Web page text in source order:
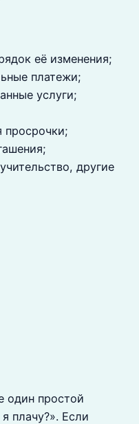
её изменения;
платежи;
услуги;
другие
один простой
плачу?». Если